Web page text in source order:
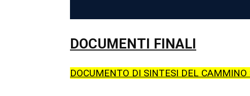
DOCUMENTI FINALI
DOCUMENTO DI SINTESI DEL CAMMINO